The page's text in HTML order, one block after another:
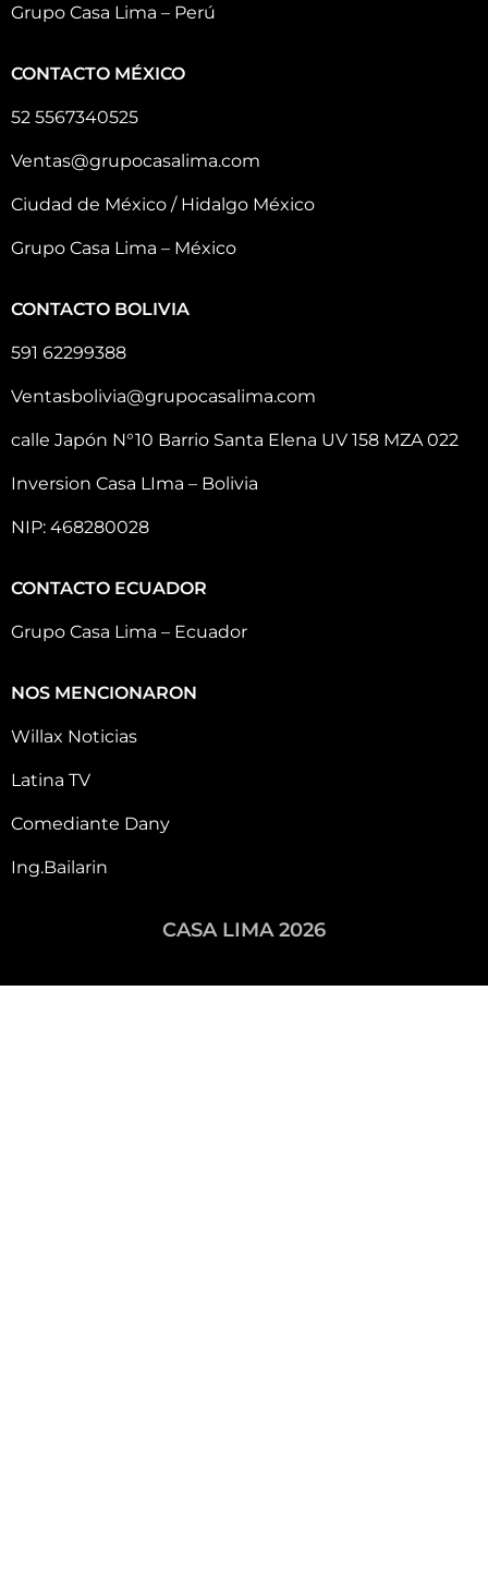
Grupo Casa Lima – Perú
CONTACTO MÉXICO
52 5567340525
Ventas@grupocasalima.com
Ciudad de México / Hidalgo México
Grupo Casa Lima – México
CONTACTO BOLIVIA
591 62299388
Ventasbolivia@grupocasalima.com
calle Japón N°10 Barrio Santa Elena UV 158 MZA 022
Inversion Casa LIma – Bolivia
NIP: 468280028
CONTACTO ECUADOR
Grupo Casa Lima – Ecuador
NOS MENCIONARON
Willax Noticias
Latina TV
Comediante Dany
Ing.Bailarin
CASA LIMA 2026